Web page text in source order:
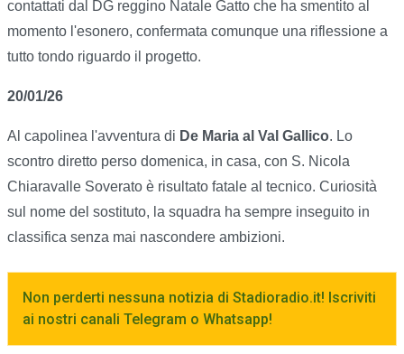
contattati dal DG reggino Natale Gatto che ha smentito al
momento l'esonero, confermata comunque una riflessione a
tutto tondo riguardo il progetto.
20/01/26
Al capolinea l'avventura di De Maria al Val Gallico. Lo
scontro diretto perso domenica, in casa, con S. Nicola
Chiaravalle Soverato è risultato fatale al tecnico. Curiosità
sul nome del sostituto, la squadra ha sempre inseguito in
classifica senza mai nascondere ambizioni.
Non perderti nessuna notizia di Stadioradio.it! Iscriviti
ai nostri canali Telegram o Whatsapp!